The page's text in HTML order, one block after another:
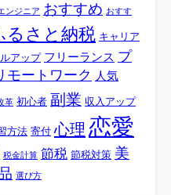
ンジニア おすすめ おすす
るさと納税 キャリア
アップ フリーランス プ
モートワーク 人気
革 初心者 副業 収入アップ
方法 寄付 心理 恋愛
税金計算 節税 節税対策 美
選び方